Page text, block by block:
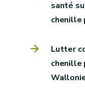
santé
chenille
Lutter
chenille